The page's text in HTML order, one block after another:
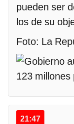
pueden ser
los de su
Foto: La
21:47